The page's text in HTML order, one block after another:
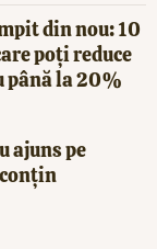
din nou: 10
poți reduce
până la 20%
ajuns pe